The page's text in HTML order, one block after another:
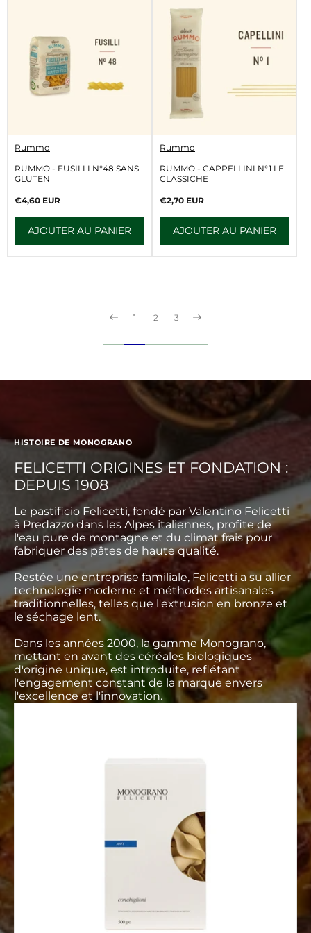
RUMMO - FUSILLI N°48 SANS
GLUTEN
V
n
d
u
:
Rummo
Prix
€4,60 EUR
AJOUTER AU PANIER
RUMMO - CAPPELLINI N°1 LE
CLASSICHE
V
n
d
u
:
Rummo
Prix
€2,70 EUR
AJOUTER AU PANIER
1 2 3
HISTOIRE DE MONOGRANO
FELICETTI ORIGINES ET FONDATION :
DEPUIS 1908
Le pastificio Felicetti, fondé par Valentino Felicetti
à Predazzo dans les Alpes italiennes, profite de
l'eau pure de montagne et du climat frais pour
fabriquer des pâtes de haute qualité.
Restée une entreprise familiale, Felicetti a su allier
technologie moderne et méthodes artisanales
traditionnelles, telles que l'extrusion en bronze et
le séchage lent.
Dans les années 2000, la gamme Monograno,
mettant en avant des céréales biologiques
d'origine unique, est introduite, reflétant
l'engagement constant de la marque envers
l'excellence et l'innovation.